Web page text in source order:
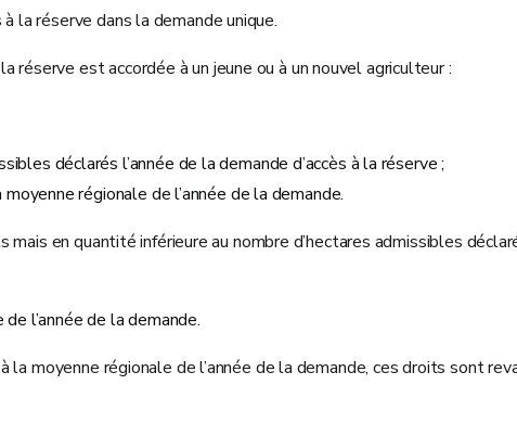
la réserve dans la demande unique.
réserve est accordée à un jeune ou à un nouvel agriculteur :
déclarés l’année de la demande d’accès à la réserve ;
régionale de l’année de la demande.
en quantité inférieure au nombre d’hectares admissibles
l’année de la demande.
moyenne régionale de l’année de la demande, ces droits sont